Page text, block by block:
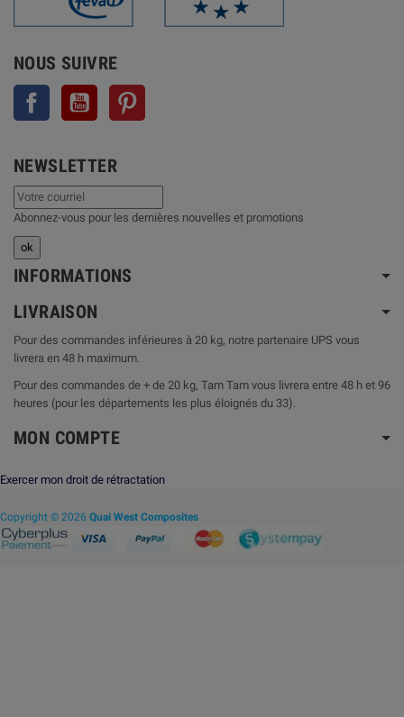
NOUS SUIVRE
Facebook YouTube
NEWSLETTER
Abonnez-vous pour les dernières nouvelles et promotions
INFORMATIONS
LIVRAISON
Pour des commandes inférieures à 20 kg, notre partenaire UPS vous
livrera en 48 h maximum.
Pour des commandes de + de 20 kg, Tam Tam vous livrera entre 48 h et 96
heures (pour les départements les plus éloignés du 33).
MON COMPTE
Exercer mon droit de rétractation
Copyright © 2026 Quai West Composites